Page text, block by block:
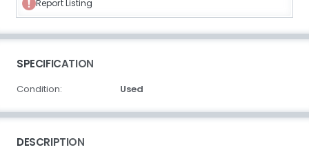
Report Listing
SPECIFICATION
Condition: Used
DESCRIPTION